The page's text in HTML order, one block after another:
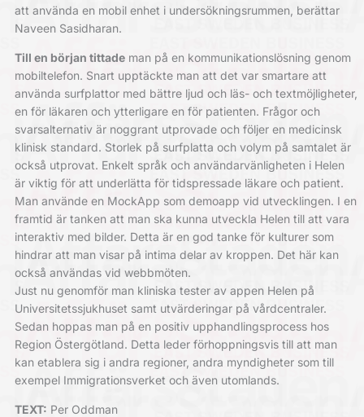
att använda en mobil enhet i undersökningsrummen, berättar
Naveen Sasidharan.
Till en början tittademan på en kommunikationslösning genom
mobiltelefon. Snart upptäckte man att det var smartare att
använda surfplattor med bättre ljud och läs- och textmöjligheter,
en för läkaren och ytterligare en för patienten. Frågor och
svarsalternativ är noggrant utprovade och följer en medicinsk
klinisk standard. Storlek på surfplatta och volym på samtalet är
också utprovat. Enkelt språk och användarvänligheten i Helen
är viktig för att underlätta för tidspressade läkare och patient.
Man använde en MockApp som demoapp vid utvecklingen. I en
framtid är tanken att man ska kunna utveckla Helen till att vara
interaktiv med bilder. Detta är en god tanke för kulturer som
hindrar att man visar på intima delar av kroppen. Det här kan
också användas vid webbmöten.
Just nu genomför man kliniska tester av appen Helen på
Universitetssjukhuset samt utvärderingar på vårdcentraler.
Sedan hoppas man på en positiv upphandlingsprocess hos
Region Östergötland. Detta leder förhoppningsvis till att man
kan etablera sig i andra regioner, andra myndigheter som till
exempel Immigrationsverket och även utomlands.
TEXT: Per Oddman